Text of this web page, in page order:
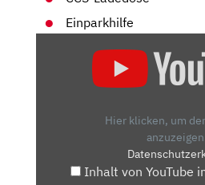
Einparkhilfe
ELECTRIC
Hier klicken, um
Inhalt von YouTube